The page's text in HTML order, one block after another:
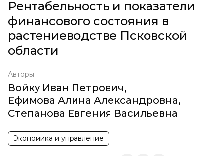
Рентабельность и показатели
финансового состояния в
растениеводстве Псковской
области
Авторы
Войку Иван Петрович,
Ефимова Алина Александровна,
Степанова Евгения Васильевна
Экономика и управление